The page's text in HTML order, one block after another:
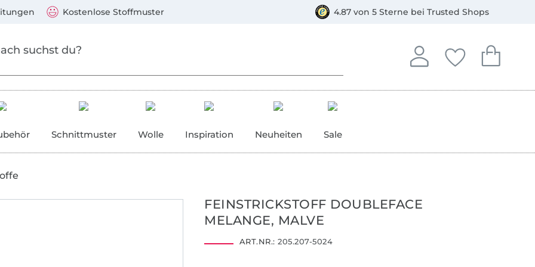
Kostenlose Stoffmuster 4.87 von 5 Sterne bei Trusted Shops
Anmelden
In deinem Konto
Deine
Du hast keine
Dein
Du hast
Schnittmuster Wolle Inspiration Neuheiten Sale
FEINSTRICKSTOFF DOUBLEFACE
MELANGE, MALVE
ART.NR.: 205.207-5024
Mastercard, PayPal, Giropay, Kauf auf Rechnung, Vorkasse